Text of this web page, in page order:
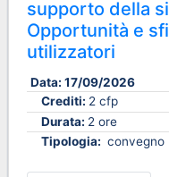
supporto della
Opportunità e
utilizzatori
Data: 17/09/2026
Crediti: 2 cfp
Durata: 2 ore
Tipologia: convegno